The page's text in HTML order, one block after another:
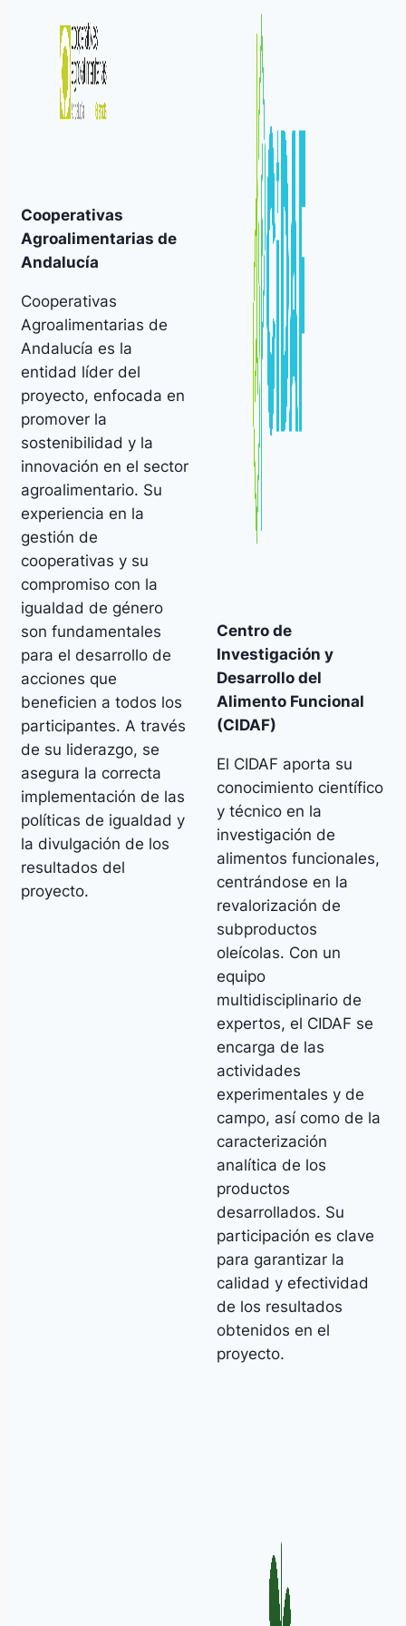
Cooperativas
Agroalimentarias de
Andalucía
Cooperativas
Agroalimentarias de
Andalucía es la
entidad líder del
proyecto, enfocada en
promover la
sostenibilidad y la
innovación en el sector
agroalimentario. Su
experiencia en la
gestión de
cooperativas y su
compromiso con la
igualdad de género
son fundamentales
para el desarrollo de
acciones que
beneficien a todos los
participantes. A través
de su liderazgo, se
asegura la correcta
implementación de las
políticas de igualdad y
la divulgación de los
resultados del
proyecto.
Centro de
Investigación y
Desarrollo del
Alimento Funcional
(CIDAF)
El CIDAF aporta su
conocimiento científico
y técnico en la
investigación de
alimentos funcionales,
centrándose en la
revalorización de
subproductos
oleícolas. Con un
equipo
multidisciplinario de
expertos, el CIDAF se
encarga de las
actividades
experimentales y de
campo, así como de la
caracterización
analítica de los
productos
desarrollados. Su
participación es clave
para garantizar la
calidad y efectividad
de los resultados
obtenidos en el
proyecto.